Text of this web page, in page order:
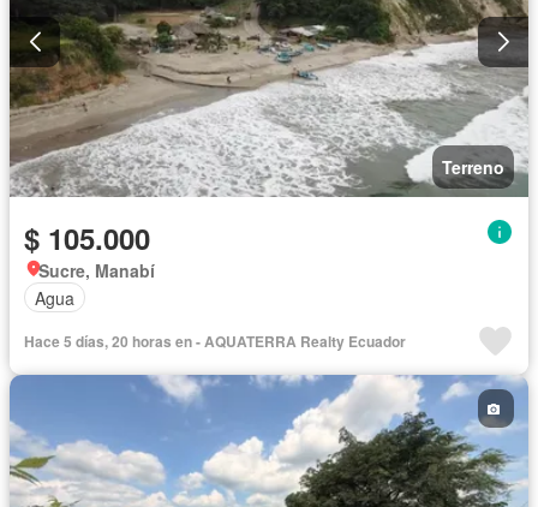
Terreno
$ 105.000
Sucre, Manabí
Agua
Hace 5 días, 20 horas en - AQUATERRA Realty Ecuador